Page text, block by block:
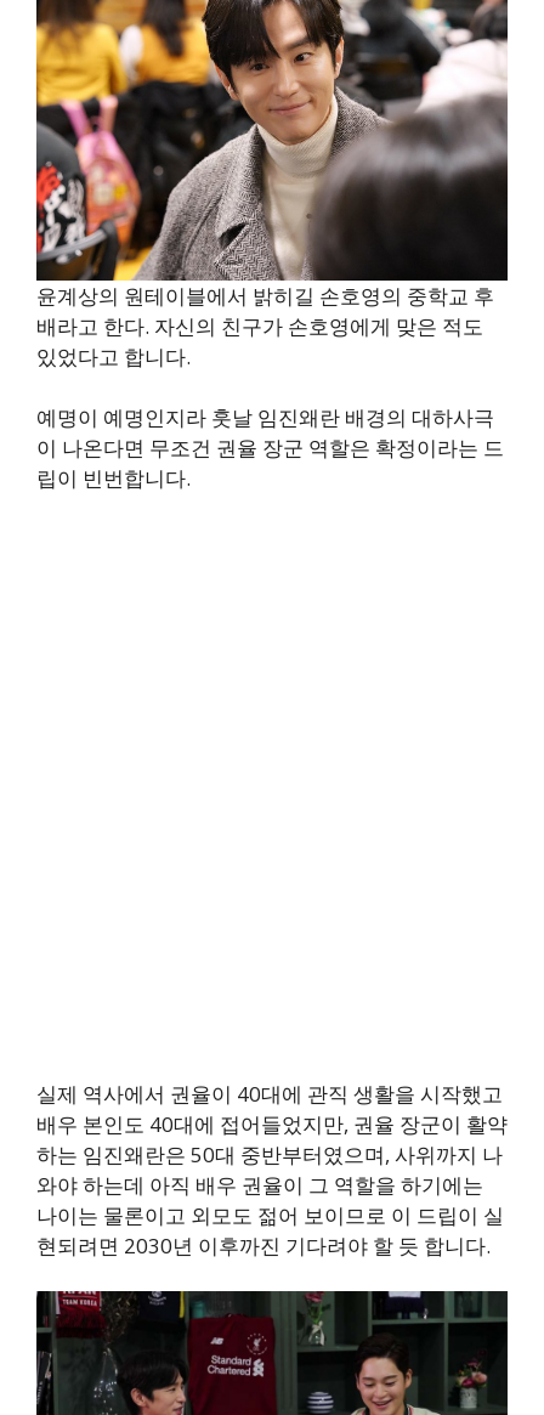
윤계상의 원테이블에서 밝히길 손호영의 중학교 후
배라고 한다. 자신의 친구가 손호영에게 맞은 적도
있었다고 합니다.
예명이 예명인지라 훗날 임진왜란 배경의 대하사극
이 나온다면 무조건 권율 장군 역할은 확정이라는 드
립이 빈번합니다.
실제 역사에서 권율이 40대에 관직 생활을 시작했고
배우 본인도 40대에 접어들었지만, 권율 장군이 활약
하는 임진왜란은 50대 중반부터였으며, 사위까지 나
와야 하는데 아직 배우 권율이 그 역할을 하기에는
나이는 물론이고 외모도 젊어 보이므로 이 드립이 실
현되려면 2030년 이후까진 기다려야 할 듯 합니다.